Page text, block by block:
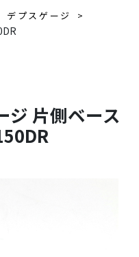
デプスゲージ
ジ 片側ベース